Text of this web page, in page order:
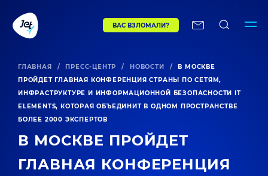
ВАС ВЗЛОМАЛИ?
ГЛАВНАЯ / ПРЕСС-ЦЕНТР / НОВОСТИ /
В МОСКВЕ
ПРОЙДЕТ ГЛАВНАЯ КОНФЕРЕНЦИЯ СТРАНЫ ПО СЕТЯМ,
ИНФРАСТРУКТУРЕ И ИНФОРМАЦИОННОЙ БЕЗОПАСНОСТИ IT
ELEMENTS, КОТОРАЯ ОБЪЕДИНИТ В ОДНОМ ПРОСТРАНСТВЕ
БОЛЕЕ 2000 ЭКСПЕРТОВ
В МОСКВЕ ПРОЙДЕТ
ГЛАВНАЯ КОНФЕРЕНЦИЯ